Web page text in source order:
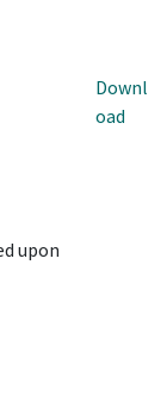
upon
Downl
oad